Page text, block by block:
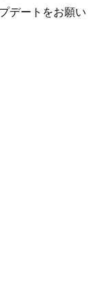
デートをお願い